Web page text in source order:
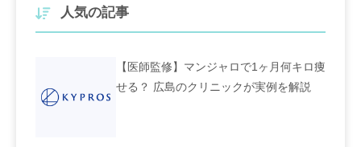
人気の記事
【医師監修】マンジャロで1ヶ月何キロ痩
せる？ 広島のクリニックが実例を解説